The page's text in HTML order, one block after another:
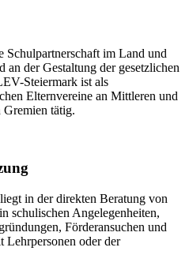
Schulpartnerschaft im Land und
an der Gestaltung der gesetzlichen
Steiermark ist als
Elternvereine an Mittleren und
Gremien tätig.
in der direkten Beratung von
schulischen Angelegenheiten,
Förderansuchen und
oder der